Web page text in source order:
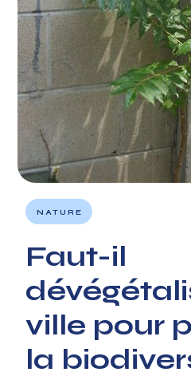
NATURE
Faut-il
ville pour
la